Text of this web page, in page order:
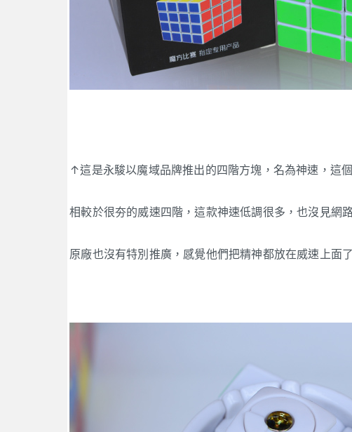
↑這是永駿以魔域品牌推出的四階方塊，名為神速，這
相較於很夯的威速四階，這款神速低調很多，也沒見網
原廠也沒有特別推廣，感覺他們把精神都放在威速上面